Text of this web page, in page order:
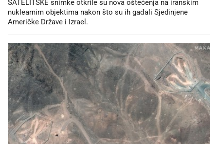
SATELITSKE snimke otkrile su nova oštećenja na iranskim
nuklearnim objektima nakon što su ih gađali Sjedinjene
Američke Države i Izrael.